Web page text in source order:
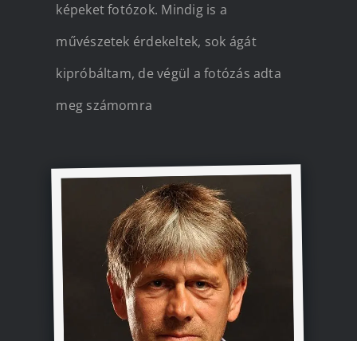
képeket fotózok. Mindig is a
művészetek érdekeltek, sok ágát
kipróbáltam, de végül a fotózás adta
meg számomra